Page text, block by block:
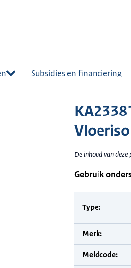
Subsidies en financiering
De inhoud van
Gebruik
Type:
Merk:
Meldcode: